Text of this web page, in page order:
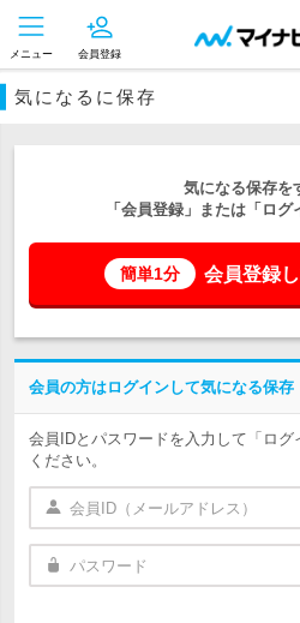
メニュー 会員登録
気になるに保存
気になる保存を
「会員登録」または「ログ
簡単1分 会員登録
会員の方はログインして気になる保存
会員IDとパスワードを入力して「ロ
ください。